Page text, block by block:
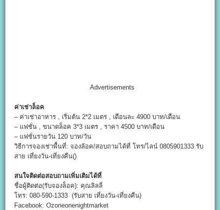
Advertisements
ค่าเช่าล็อค
– ค่าเช่าอาหาร , เริ่มต้น 2*2 เมตร , เดือนละ 4900 บาท/เดือน
– แฟชั่น , ขนาดล็อค 3*3 เมตร , ราคา 4500 บาท/เดือน
– แฟชั่นรายวัน 120 บาท/วัน
วิธีการจองเช่าพื้นที่: จองล้อค/สอบถามได้ที่ โทร/ไลน์ 0805901333 รับ
สาย เที่ยงวัน-เที่ยงคืน()
สนใจติดต่อสอบถามเพิ่มเติมได้ที่
ชื่อผู้ติดต่อ(รับจองล็อค): คุณลิลลี่
โทร: 080-590-1333 (รับสาย เที่ยงวัน-เที่ยงคืน)
Facebook: Ozoneonenightmarket